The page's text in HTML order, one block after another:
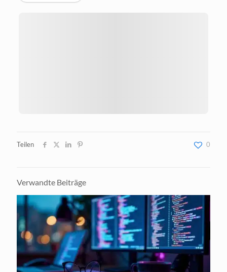
Teilen 0
Verwandte Beiträge